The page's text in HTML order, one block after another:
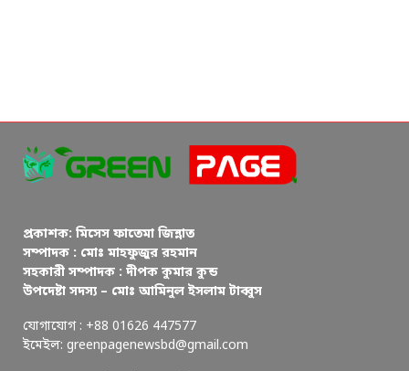
প্রকাশক: মিসেস ফাতেমা জিন্নাত
সম্পাদক : মোঃ মাহফুজুর রহমান
সহকারী সম্পাদক : দীপক কুমার কুন্ড
উপদেষ্টা সদস্য – মোঃ আমিনুল ইসলাম টাব্বুস
যোগাযোগ : +88 01626 447577
ইমেইল: greenpagenewsbd@gmail.com